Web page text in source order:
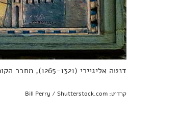
דנטה אליגיירי (1265-1321), מחבר הקומדיה האלוהית, אחת מיצירות המופת המשפיעות בהיסטוריה.
קרדיט: Bill Perry / Shutterstock.com